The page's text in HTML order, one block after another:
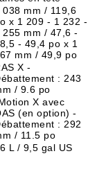
038 mm / 119,6
x 1 209 - 1 232 -
255 mm / 47,6 -
- 49,4 po x 1
mm / 49,9 po
X -
: 243
/ 9.6 po
X avec
(en option) -
: 292
/ 11.5 po
L / 9,5 gal US